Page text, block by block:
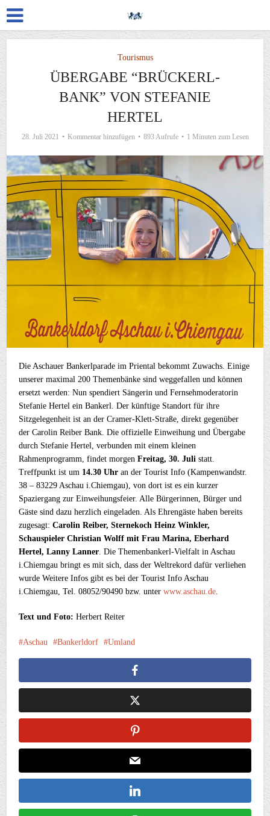
Tourismus
ÜBERGABE “BRÜCKERL-
BANK” VON STEFANIE
HERTEL
28. Juli 2021 Kommentar hinzufügen 893 Aufrufe 1 Minuten zum Lesen
Die Aschauer Bankerlparade im Priental bekommt Zuwachs. Einige
unserer maximal 200 Themenbänke sind weggefallen und können
ersetzt werden: Nun spendiert Sängerin und Fernsehmoderatorin
Stefanie Hertel ein Bankerl. Der künftige Standort für ihre
Sitzgelegenheit ist an der Cramer-Klett-Straße, direkt gegenüber
der Carolin Reiber Bank. Die offizielle Einweihung und Übergabe
durch Stefanie Hertel, verbunden mit einem kleinen
Rahmenprogramm, findet morgenFreitag, 30. Juli statt.
Treffpunkt ist um 14.30 Uhr an der Tourist Info (Kampenwandstr.
38 – 83229 Aschau i.Chiemgau), von dort ist es ein kurzer
Spaziergang zur Einweihungsfeier. Alle Bürgerinnen, Bürger und
Gäste sind dazu herzlich eingeladen. Als Ehrengäste haben bereits
zugesagt:Carolin Reiber, Sternekoch Heinz Winkler,
Schauspieler Christian Wolff mit Frau Marina, Eberhard
Hertel, Lanny Lanner. Die Themenbankerl-Vielfalt in Aschau
i.Chiemgau bringt es mit sich, dass der Weltrekord dafür verliehen
wurde Weitere Infos gibt es bei der Tourist Info Aschau
i.Chiemgau, Tel. 08052/90490 bzw. unterwww.aschau.de.
Text und Foto: Herbert Reiter
Aschau Bankerldorf Umland